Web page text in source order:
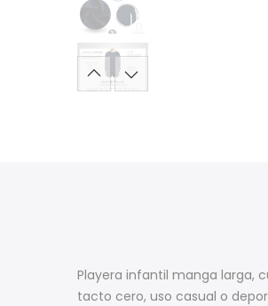
Playera infantil manga larga,
tacto cero, uso casual o